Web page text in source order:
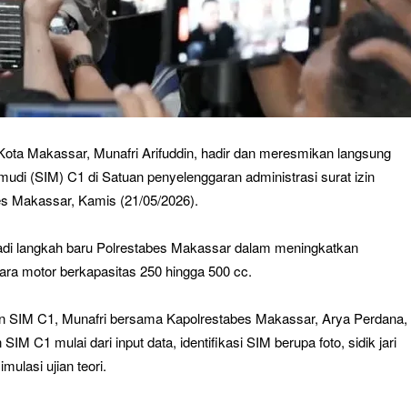
Makassar, Munafri Arifuddin, hadir dan meresmikan langsung
(SIM) C1 di Satuan penyelenggaran administrasi surat izin
Makassar, Kamis (21/05/2026).
langkah baru Polrestabes Makassar dalam meningkatkan
motor berkapasitas 250 hingga 500 cc.
SIM C1, Munafri bersama Kapolrestabes Makassar, Arya Perdana,
C1 mulai dari input data, identifikasi SIM berupa foto, sidik jari
ujian teori.